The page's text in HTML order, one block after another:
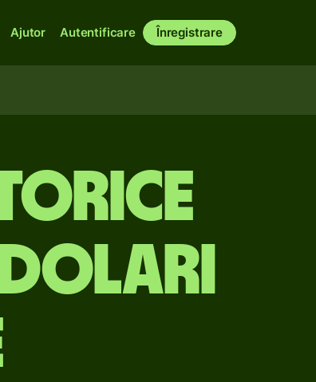
Ajutor Autentificare Înregistrare